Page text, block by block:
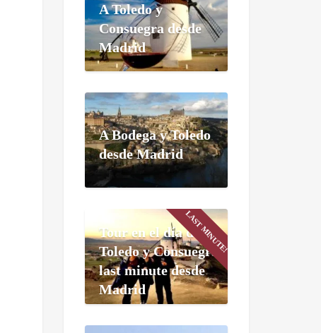
A Toledo y
Consuegra desde
Madrid
A Bodega y Toledo
desde Madrid
LAST MINUTE!
Tour en el día de
Toledo y Consuegra
last minute desde
Madrid